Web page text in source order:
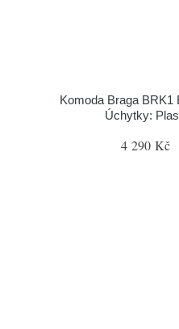
Komoda Braga BRK1
Úchytky:
4 290 Kč